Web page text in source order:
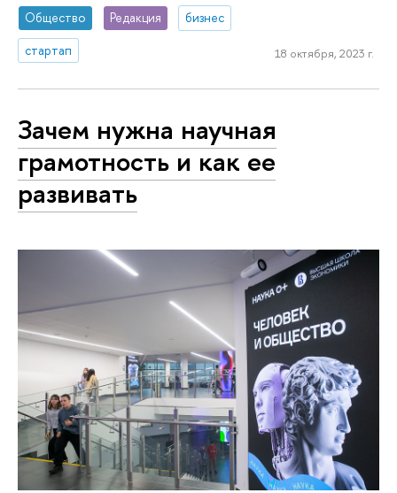
Общество Редакция
бизнес
стартап
18 октября, 2023 г.
Зачем нужна научная
грамотность и как ее
развивать